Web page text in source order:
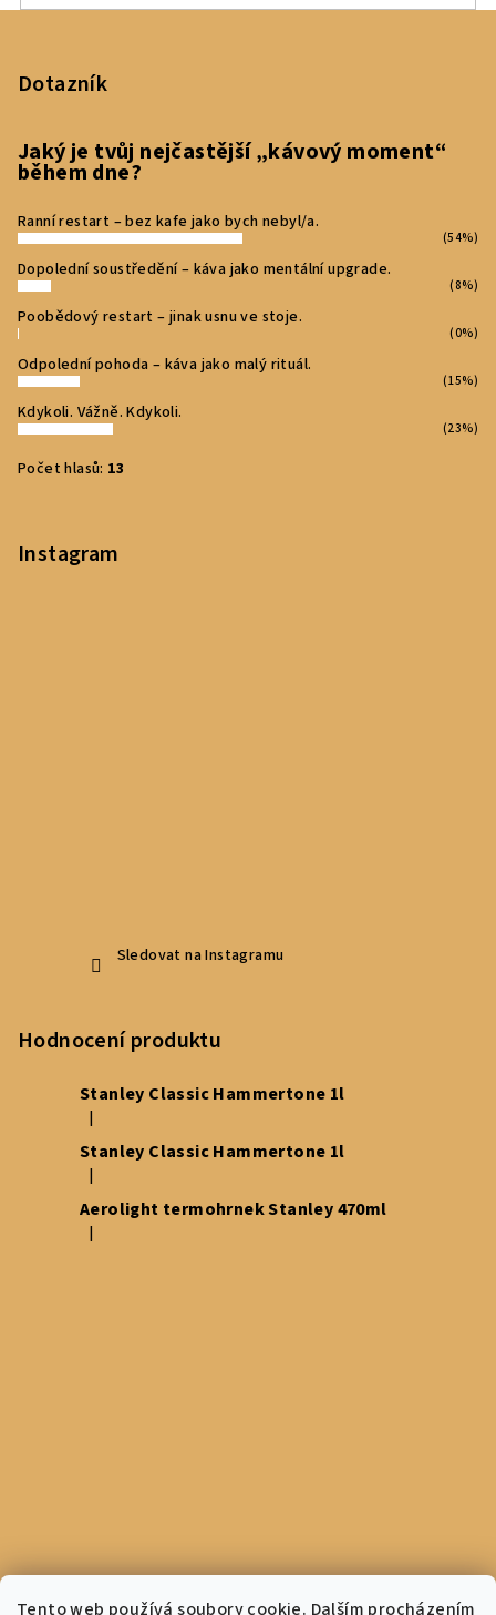
Tento web používá soubory cookie. Dalším procházením
Dotazník
Jaký je tvůj nejčastější „kávový moment“
během dne?
Ranní restart – bez kafe jako bych nebyl/a.
(54%)
Dopolední soustředění – káva jako mentální upgrade.
(8%)
Poobědový restart – jinak usnu ve stoje.
(0%)
Odpolední pohoda – káva jako malý rituál.
(15%)
Kdykoli. Vážně. Kdykoli.
(23%)
Počet hlasů: 13
Instagram
Sledovat na Instagramu
Hodnocení produktu
Stanley Classic Hammertone 1l
Hodnocení produktu je 5 z 5 hvězdiček.
Stanley Classic Hammertone 1l
Hodnocení produktu je 5 z 5 hvězdiček.
Aerolight termohrnek Stanley 470ml
Hodnocení produktu je 5 z 5 hvězdiček.